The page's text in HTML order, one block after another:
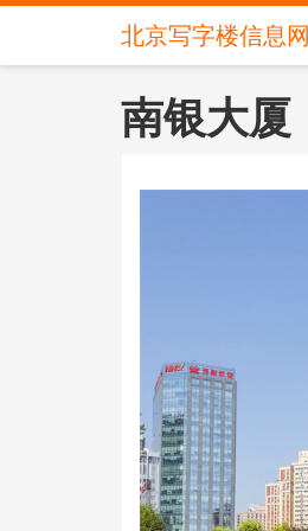
北京写字楼信息网
南银大厦